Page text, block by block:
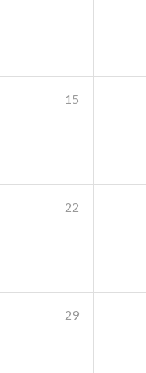
15
22
29